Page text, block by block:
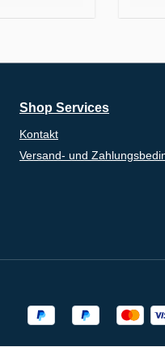
Shop Services
Kontakt
Versand- und